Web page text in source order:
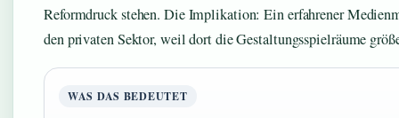
Reformdruck stehen. Die Implikation: Ein erfahrener
den privaten Sektor, weil dort die Gestaltungsspielräume
WAS DAS BEDEUTET